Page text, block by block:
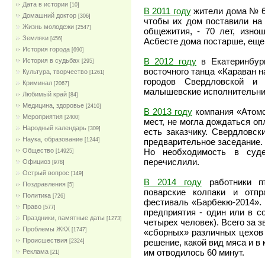
Дата в истории [10]
Домашний доктор [306]
Жизнь молодежи [2547]
Земляки [456]
История города [690]
История в судьбах [295]
Культура, творчество [1261]
Криминал [2067]
Любимый край [84]
Медицина, здоровье [2410]
Мероприятия [2400]
Народный календарь [309]
Наука, образование [1244]
Общество [14925]
Официоз [978]
Острый вопрос [149]
Поздравления [5]
Политика [726]
Право [577]
Праздники, памятные даты [1273]
Проблемы ЖКХ [1747]
Проиcшествия [2324]
Реклама [21]
В 2011 годужители дома №
чтобы их дом поставили на
общежития, - 70 лет,
Асбесте дома постарше, еще
В 2012 году в
восточного танца «Караван
городов Свердловской
малышевские
В 2013 году компания
мест, не могла дождаться
есть заказчику.
предварительное заседание.
Но необходимость в
перечислили.
В 2014 годуработники
поварские колпаки и
фестиваль «Барбекю-2014».
предприятия - один или в
четырех человек). Всего за
«сборных» различных
решение, какой вид мяса и в
им отводилось 60 минут.